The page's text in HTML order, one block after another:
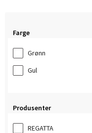
Farge
Grønn
Gul
Produsenter
REGATTA